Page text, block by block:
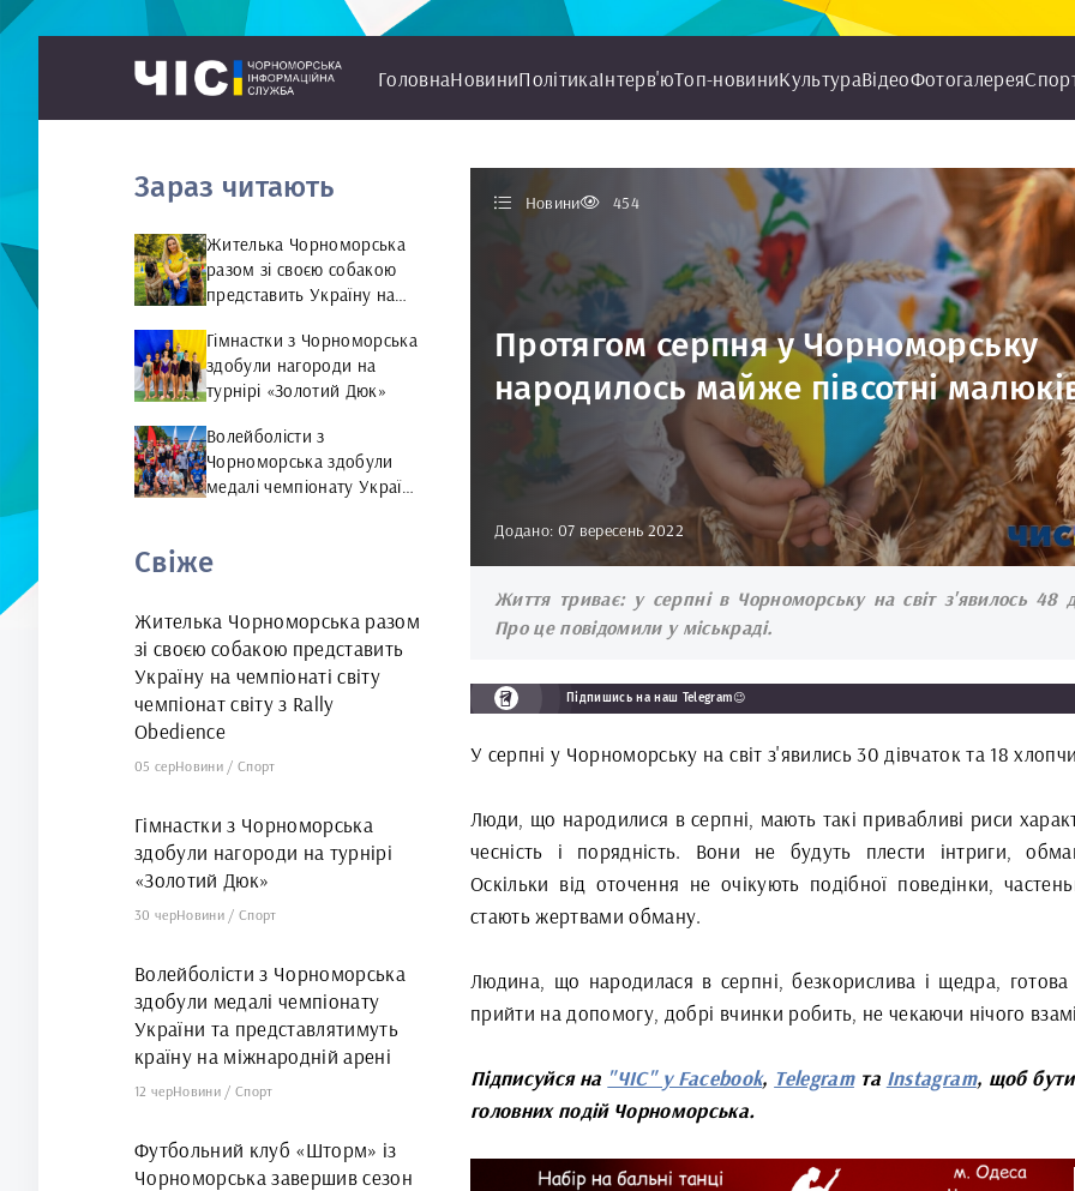
ГоловнаНовиниПолітикаІнтерв'юТоп-новиниКультураВідеоФотогалерея
Новини 454
Протягом серпня у Чорноморську
народилось майже півсотні
Додано: 07 вересень 2022
Життя триває: у серпні в Чорноморську на світ з'явилось 48
Про це повідомили у міськраді.
Підпишись на наш Telegram😉
У серпні у Чорноморську на світ з'явились 30 дівчаток та 18
Люди, що народилися в серпні, мають такі привабливі риси
чесність і порядність. Вони не будуть плести інтриги,
Оскільки від оточення не очікують подібної поведінки,
стають жертвами обману.
Людина, що народилася в серпні, безкорислива і щедра,
прийти на допомогу, добрі вчинки робить, не чекаючи нічого
Підписуйся на "ЧІС" у Facebook, Telegramта Instagram, щоб бути
головних подій Чорноморська.
Зараз читають
Жителька Чорноморська
разом зі своєю собакою
представить Україну на
світу з Rally Obedience
Гімнастки з Чорноморська
здобули нагороди на
турнірі «Золотий Дюк»
Волейболісти з
Чорноморська здобули
медалі чемпіонату України
арені
Свіже
Жителька Чорноморська разом
зі своєю собакою представить
Україну на чемпіонаті світу
чемпіонат світу з Rally
Obedience
05 серНовини /Спорт
Гімнастки з Чорноморська
здобули нагороди на турнірі
«Золотий Дюк»
30 черНовини /Спорт
Волейболісти з Чорноморська
здобули медалі чемпіонату
України та представлятимуть
країну на міжнародній арені
12 черНовини /Спорт
Футбольний клуб «Шторм» із
Чорноморська завершив сезон